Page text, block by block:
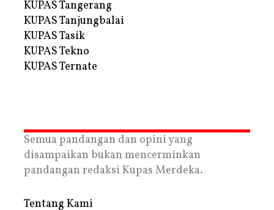
KUPAS Tangerang
KUPAS Tanjungbalai
KUPAS Tasik
KUPAS Tekno
KUPAS Ternate
Semua pandangan dan opini yang
disampaikan bukan mencerminkan
pandangan redaksi Kupas Merdeka.
Tentang Kami